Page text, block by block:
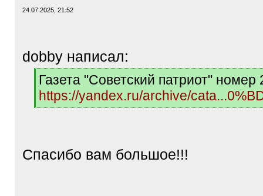
24.07.2025, 21:52
dobby написал:
[
q
]
Газета "Советский патриот" номер
https://yandex.ru/archive/
[
Спасибо вам большое!!!